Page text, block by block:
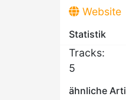
Website
Statistik
Tracks:
5
ähnliche